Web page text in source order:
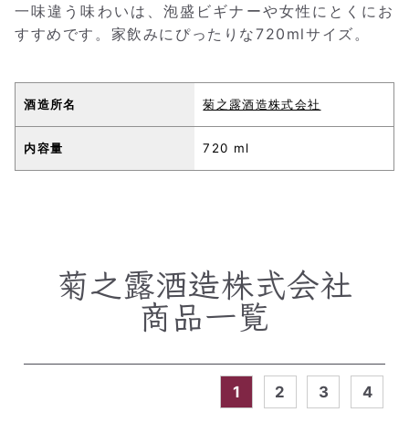
一味違う味わいは、泡盛ビギナーや女性にとくにお
すすめです。家飲みにぴったりな720mlサイズ。
酒造所名 菊之露酒造株式会社
内容量 720 ml
菊之露酒造株式会社
商品一覧
1 2 3 4